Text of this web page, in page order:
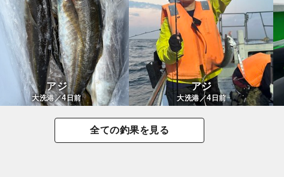
アジ
大洗港／4日前
アジ
大洗港／4日前
全ての釣果を見る